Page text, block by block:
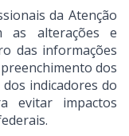
da Atenção
as alterações e
das informações
dos
indicadores do
evitar impactos